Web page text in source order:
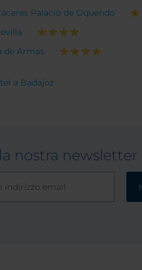
Palacio de Oquendo
de Armas
a Badajoz
nostra newsletter